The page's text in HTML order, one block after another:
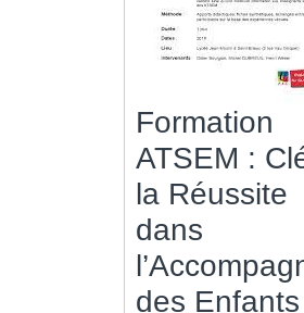
Formation
ATSEM :
la Réussite
dans
des